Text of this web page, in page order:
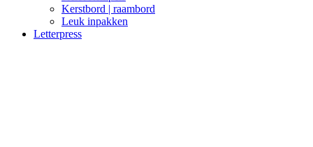
Kerstbord | raambord
Leuk inpakken
Letterpress